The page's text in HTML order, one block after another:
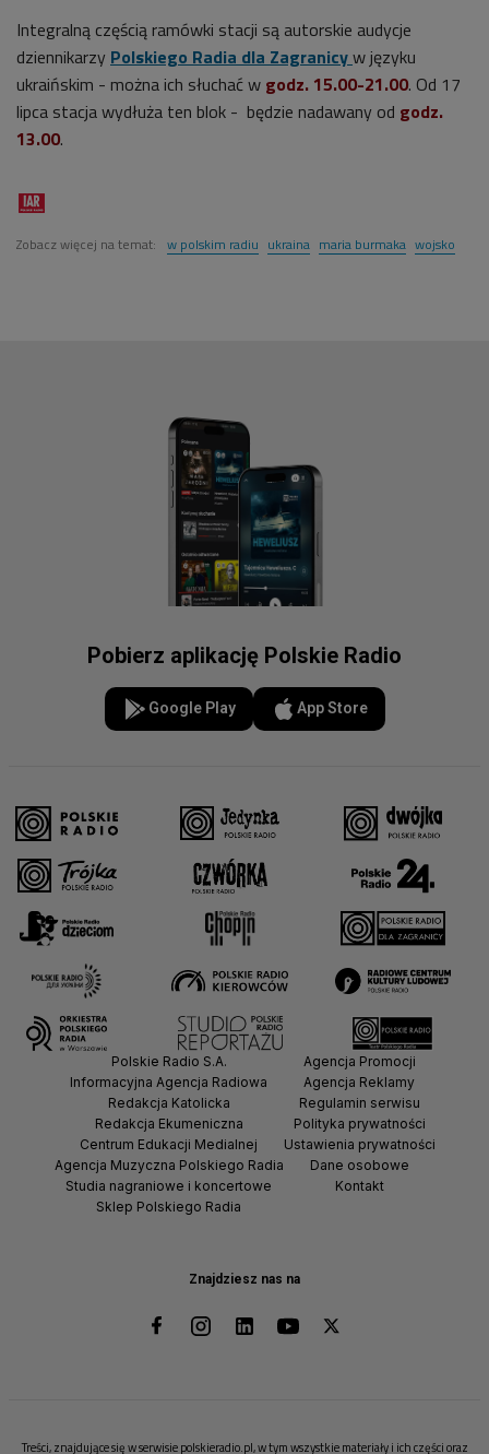
Integralną częścią ramówki stacji są autorskie audycje
dziennikarzy Polskiego Radia dla Zagranicyw języku
ukraińskim - można ich słuchać w godz. 15.00-21.00. Od 17
lipca stacja wydłuża ten blok - będzie nadawany od godz.
13.00.
Zobacz więcej na temat: w polskim radiu ukraina maria burmaka wojsko
Pobierz aplikację Polskie Radio
Google Play App Store
Znajdziesz nas na
Polskie Radio S.A.
Informacyjna Agencja Radiowa
Redakcja Katolicka
Redakcja Ekumeniczna
Centrum Edukacji Medialnej
Agencja Muzyczna Polskiego Radia
Studia nagraniowe i koncertowe
Sklep Polskiego Radia
Agencja Promocji
Agencja Reklamy
Regulamin serwisu
Polityka prywatności
Ustawienia prywatności
Dane osobowe
Kontakt
Treści, znajdujące się w serwisie polskieradio.pl, w tym wszystkie materiały i ich części oraz